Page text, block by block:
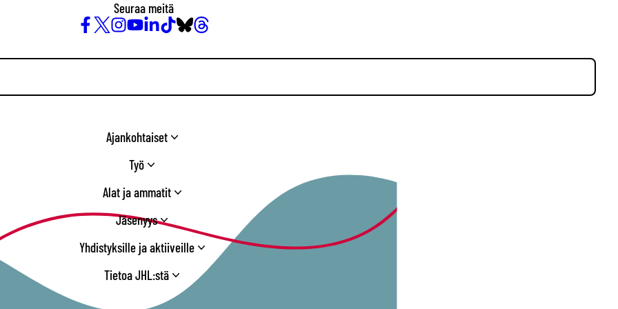
Seuraa meitä
/
Ajankohtaiset
Työ
Alat ja ammatit
Jäsenyys
Yhdistyksille ja aktiiveille
Tietoa JHL:stä